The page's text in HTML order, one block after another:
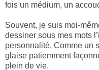
fois un médium, un
Souvent, je suis moi-
dessiner sous mes mots
personnalité. Comme un
glaise patiemment
plein de vie.